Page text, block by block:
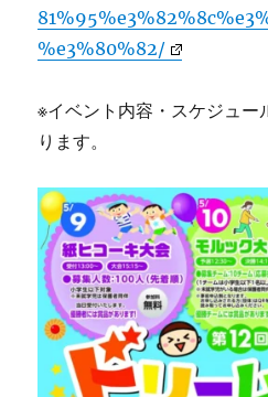
%e3%80%82/
※イベント内容・スケジュー
ります。